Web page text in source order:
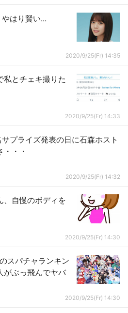
はり賢い...
2020/9/25(Fr) 14:35
私とチェキ撮りた
2020/9/25(Fr) 14:33
プライズ発表の日に石森ホスト
・・
2020/9/25(Fr) 14:32
、自慢のボディを
2020/9/25(Fr) 14:30
スパチャランキン
がぶっ飛んでヤバ
2020/9/25(Fr) 14:30